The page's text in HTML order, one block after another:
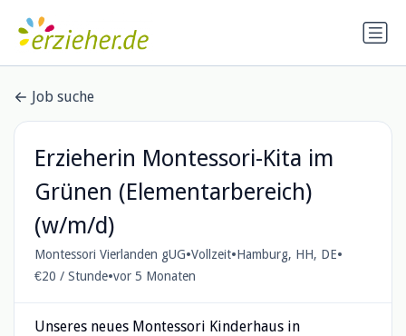
Job suche
Erzieherin Montessori-Kita im
Grünen (Elementarbereich)
(w/m/d)
Montessori Vierlanden gUG•Vollzeit•Hamburg, HH, DE•
€20 / Stunde•vor 5 Monaten
Unseres neues Montessori Kinderhaus in